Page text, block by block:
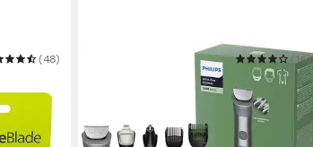
(48)
Multifunktionstrimmer Series 5000
(16)
in 1-2 Werktagen bei dir